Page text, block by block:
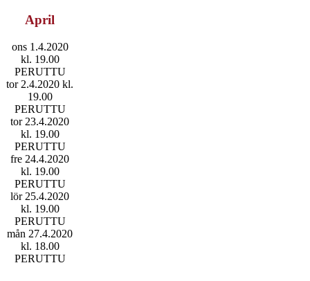
April
ons 1.4.2020
kl. 19.00
PERUTTU
tor 2.4.2020 kl.
19.00
PERUTTU
tor 23.4.2020
kl. 19.00
PERUTTU
fre 24.4.2020
kl. 19.00
PERUTTU
lör 25.4.2020
kl. 19.00
PERUTTU
mån 27.4.2020
kl. 18.00
PERUTTU